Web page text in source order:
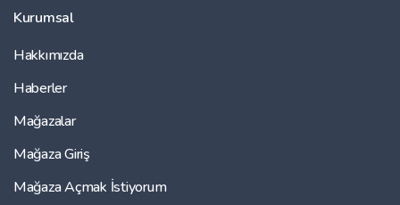
Kurumsal
Hakkımızda
Haberler
Mağazalar
Mağaza Giriş
Mağaza Açmak İstiyorum